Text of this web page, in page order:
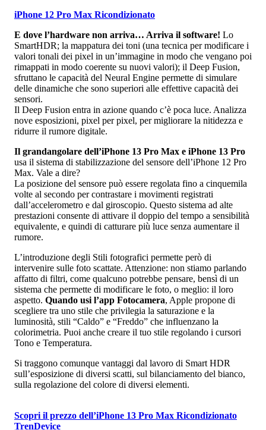
iPhone 12 Pro Max Ricondizionato
E dove l’hardware non arriva… Arriva il software! Lo
SmartHDR; la mappatura dei toni (una tecnica per modificare i
valori tonali dei pixel in un’immagine in modo che vengano poi
rimappati in modo coerente su nuovi valori); il Deep Fusion,
sfruttano le capacità del Neural Engine permette di simulare
delle dinamiche che sono superiori alle effettive capacità dei
sensori.
Il Deep Fusion entra in azione quando c’è poca luce. Analizza
nove esposizioni, pixel per pixel, per migliorare la nitidezza e
ridurre il rumore digitale.
Il grandangolare dell’iPhone 13 Pro Max e iPhone 13 Pro
usa il sistema di stabilizzazione del sensore dell’iPhone 12 Pro
Max. Vale a dire?
La posizione del sensore può essere regolata fino a cinquemila
volte al secondo per contrastare i movimenti registrati
dall’accelerometro e dal giroscopio. Questo sistema ad alte
prestazioni consente di attivare il doppio del tempo a sensibilità
equivalente, e quindi di catturare più luce senza aumentare il
rumore.
L’introduzione degli Stili fotografici permette però di
intervenire sulle foto scattate. Attenzione: non stiamo parlando
affatto di filtri, come qualcuno potrebbe pensare, bensì di un
sistema che permette di modificare le foto, o meglio: il loro
aspetto. Quando usi l’app Fotocamera, Apple propone di
scegliere tra uno stile che privilegia la saturazione e la
luminosità, stili “Caldo” e “Freddo” che influenzano la
colorimetria. Puoi anche creare il tuo stile regolando i cursori
Tono e Temperatura.
Si traggono comunque vantaggi dal lavoro di Smart HDR
sull’esposizione di diversi scatti, sul bilanciamento del bianco,
sulla regolazione del colore di diversi elementi.
Scopri il prezzo dell’iPhone 13 Pro Max Ricondizionato
TrenDevice